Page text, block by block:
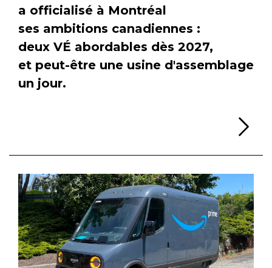
a officialisé à Montréal
ses ambitions canadiennes :
deux VÉ abordables dès 2027,
et peut-être une usine d'assemblage
un jour.